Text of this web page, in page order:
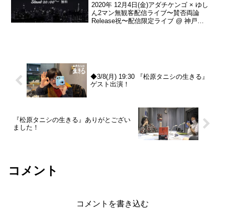
2020年 12月4日(金)アダチケンゴ × ゆし
ん2マン無観客配信ライブ〜賛否両論
Release祝〜配信限定ライブ @ 神戸
◆3/8(月) 19:30 『松原タニシの生きる』
ゲスト出演！
『松原タニシの生きる』ありがとござい
ました！
コメント
コメントを書き込む